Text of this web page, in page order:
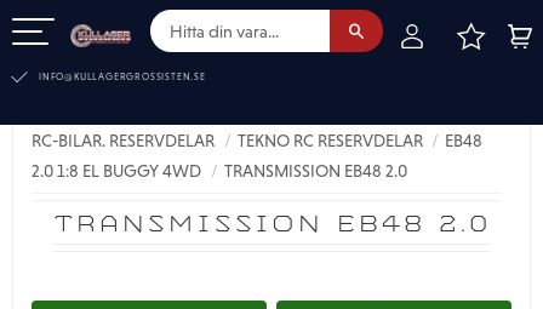
INFO@KULLAGERGROSSISTEN.SE
TRANSMISSION EB48 2.0
RC-BILAR. RESERVDELAR TEKNO RC RESERVDELAR
EB48
2.0 1:8 EL BUGGY 4WD
TRANSMISSION EB48 2.0